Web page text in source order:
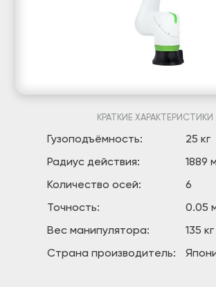
КРАТКИЕ ХАРАКТЕРИСТИКИ
Гузоподъёмность: 25 кг
Радиус действия: 1889
Количество осей: 6
Точность: 0.05
Вес манипулятора: 135 кг
Страна производитель: